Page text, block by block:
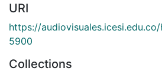
URI
https://
5900
Collections